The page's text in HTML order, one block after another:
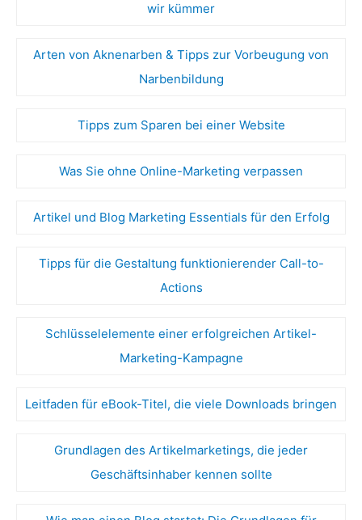
wir kümmer
Arten von Aknenarben & Tipps zur Vorbeugung von
Narbenbildung
Tipps zum Sparen bei einer Website
Was Sie ohne Online-Marketing verpassen
Artikel und Blog Marketing Essentials für den Erfolg
Tipps für die Gestaltung funktionierender Call-to-
Actions
Schlüsselelemente einer erfolgreichen Artikel-
Marketing-Kampagne
Leitfaden für eBook-Titel, die viele Downloads bringen
Grundlagen des Artikelmarketings, die jeder
Geschäftsinhaber kennen sollte